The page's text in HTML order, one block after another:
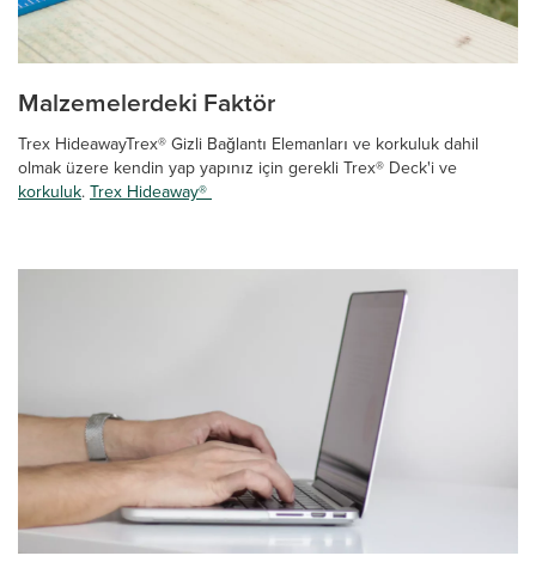
Malzemelerdeki Faktör
Trex HideawayTrex® Gizli Bağlantı Elemanları ve korkuluk dahil
olmak üzere kendin yap yapınız için gerekli Trex® Deck'i ve
korkuluk.Trex Hideaway®